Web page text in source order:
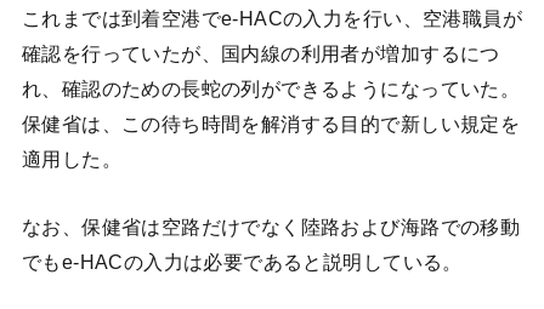
これまでは到着空港でe-HACの入力を行い、空港職員が
確認を行っていたが、国内線の利用者が増加するにつ
れ、確認のための長蛇の列ができるようになっていた。
保健省は、この待ち時間を解消する目的で新しい規定を
適用した。
なお、保健省は空路だけでなく陸路および海路での移動
でもe-HACの入力は必要であると説明している。